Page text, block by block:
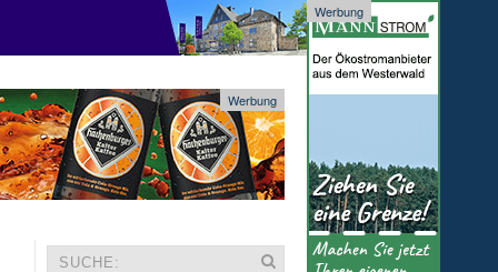
Werbung
Werbung